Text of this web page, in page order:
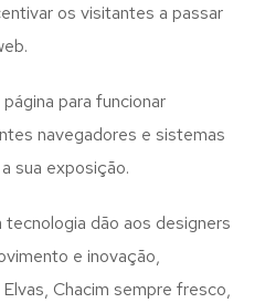
os visitantes a passar
para funcionar
navegadores e sistemas
sua exposição.
tecnologia dão aos designers
e inovação,
Elvas, Chacim sempre fresco,